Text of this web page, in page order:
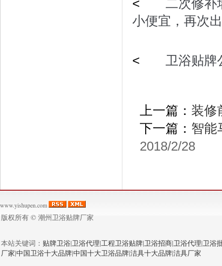
< 二次修补墙
小便宜，再次
< 卫浴贴牌
上一篇： 装修
下一篇： 智能
2018/2/28
www.yishupen.com
版权所有 © 潮州卫浴贴牌厂家
本站关键词： 贴牌卫浴|卫浴代理|工程卫浴贴牌|卫浴招商|卫浴代理|卫浴
厂家|中国卫浴十大品牌|中国十大卫浴品牌|洁具十大品牌|洁具厂家